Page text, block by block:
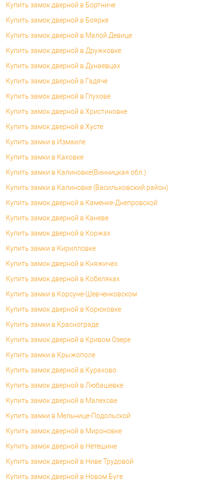
Купить замок дверной в Бортниче
Купить замок дверной в Боярке
Купить замок дверной в Малой Девице
Купить замок дверной в Дружковке
Купить замок дверной в Дунаевцах
Купить замок дверной в Гадяче
Купить замок дверной в Глухове
Купить замок дверной в Христиновке
Купить замок дверной в Хусте
Купить замки в Измаиле
Купить замки в Каховке
Купить замки в Калиновке(Винницкая обл.)
Купить замки в Калиновке (Васильковский район)
Купить замок дверной в Каменке-Днепровской
Купить замок дверной в Каневе
Купить замок дверной в Коржах
Купить замки в Кирилловке
Купить замок дверной в Княжичах
Купить замок дверной в Кобеляках
Купить замки в Корсуне-Шевченковском
Купить замок дверной в Корюковке
Купить замки в Краснограде
Купить замок дверной в Кривом Озере
Купить замки в Крыжополе
Купить замок дверной в Курахово
Купить замок дверной в Любашевке
Купить замок дверной в Малехове
Купить замки в Мельнице-Подольской
Купить замок дверной в Мироновке
Купить замок дверной в Нетешине
Купить замок дверной в Ниве Трудовой
Купить замок дверной в Новом Буге